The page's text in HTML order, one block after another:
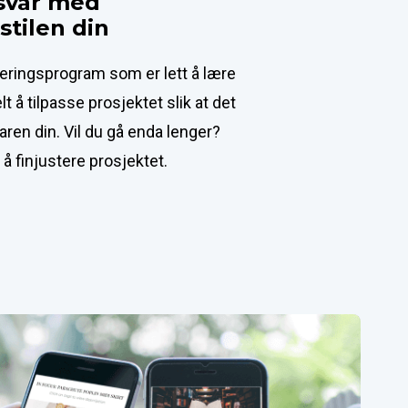
din
som er lett å lære
å tilpasse prosjektet slik at det
din. Vil du gå enda lenger?
å finjustere prosjektet.